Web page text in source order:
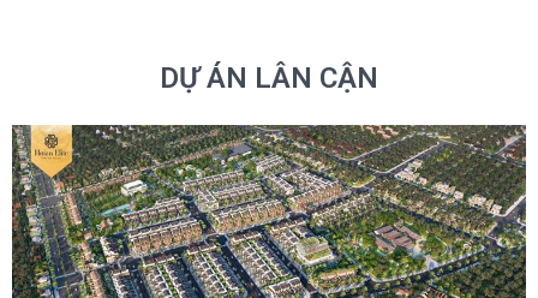
DỰ ÁN LÂN CẬN